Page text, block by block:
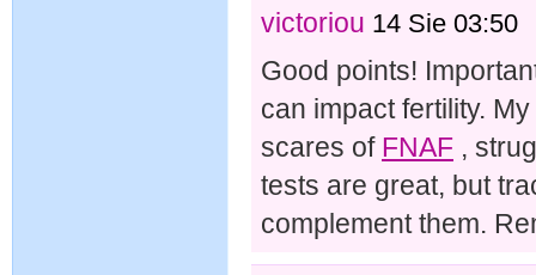
victoriou 14 Sie 03:50
Good points!
can impact fertility.
scares of FNAF ,
tests are great, but
complement them.